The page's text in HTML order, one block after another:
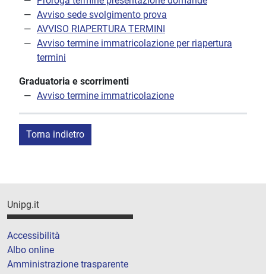
Avviso sede svolgimento prova
AVVISO RIAPERTURA TERMINI
Avviso termine immatricolazione per riapertura
termini
Graduatoria e scorrimenti
Avviso termine immatricolazione
Torna indietro
Unipg.it
Accessibilità
Albo online
Amministrazione trasparente